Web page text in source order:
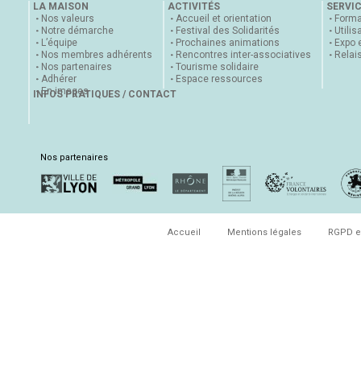
LA MAISON
Nos valeurs
Notre démarche
L’équipe
Nos membres adhérents
Nos partenaires
Adhérer
En images
ACTIVITÉS
Accueil et orientation
Festival des Solidarités
Prochaines animations
Rencontres inter-associatives
Tourisme solidaire
Espace ressources
Expo
INFOS PRATIQUES / CONTACT
Nos partenaires
Accueil Mentions légales RGPD